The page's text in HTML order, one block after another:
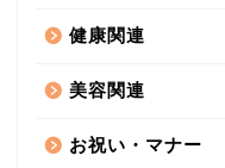
健康関連
美容関連
お祝い・マナー